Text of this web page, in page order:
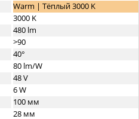
Warm | Тёплый 3000 K
3000 K
480 lm
>90
40°
80 lm/W
48 V
6 W
100 мм
28 мм